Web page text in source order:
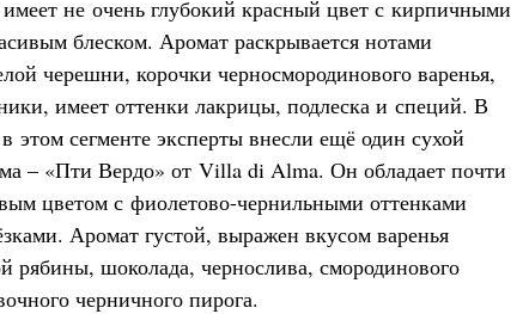
не очень глубокий красный цвет с кирпичными
блеском. Аромат раскрывается нотами
черешни, корочки черносмородинового варенья,
имеет оттенки лакрицы, подлеска и специй. В
этом сегменте эксперты внесли ещё один сухой
– «Пти Вердо» от Villa di Alma. Он обладает почти
цветом с фиолетово-чернильными оттенками
Аромат густой, выражен вкусом варенья
рябины, шоколада, чернослива, смородинового
черничного пирога.